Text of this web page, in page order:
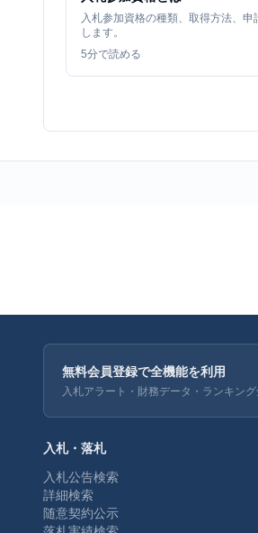
入札参加資格の種類、取得方法、
します。
5分で読める
無料会員登録で全機能を利用
入札アラート・財務データ・ランキン
入札・落札
入札公告検索
詳細検索
随意契約公示